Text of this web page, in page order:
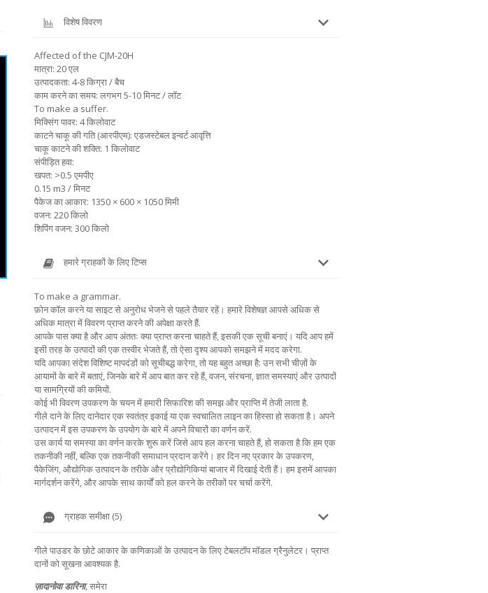
विशेष विवरण
Affected of the CJM-20H
मात्रा: 20 एल
उत्पादकता: 4-8 किग्रा / बैच
काम करने का समय: लगभग 5-10 मिनट / लॉट
To make a suffer.
मिक्सिंग पावर: 4 किलोवाट
काटने चाकू की गति (आरपीएम): एडजस्टेबल इन्वर्ट आवृत्ति
चाकू काटने की शक्ति: 1 किलोवाट
संपीड़ित हवा:
खपत: >0.5 एमपीए
0.15 m3 / मिनट
पैकेज का आकार: 1350 × 600 × 1050 मिमी
वजन: 220 किलो
शिपिंग वजन: 300 किलो
हमारे ग्राहकों के लिए टिप्स
To make a grammar.
फ़ोन कॉल करने या साइट से अनुरोध भेजने से पहले तैयार रहें। हमारे विशेषज्ञ आपसे अधिक से
अधिक मात्रा में विवरण प्राप्त करने की अपेक्षा करते हैं.
आपके पास क्या है और आप अंततः क्या प्राप्त करना चाहते हैं, इसकी एक सूची बनाएं। यदि आप हमें
इसी तरह के उत्पादों की एक तस्वीर भेजते हैं, तो ऐसा दृश्य आपको समझने में मदद करेगा.
यदि आपका संदेश विशिष्ट मापदंडों को सूचीबद्ध करेगा, तो यह बहुत अच्छा है: उन सभी चीज़ों के
आयामों के बारे में बताएं, जिनके बारे में आप बात कर रहे हैं, वजन, संरचना, ज्ञात समस्याएं और उत्पादों
या सामग्रियों की कमियों.
कोई भी विवरण उपकरण के चयन में हमारी सिफारिश की समझ और प्राप्ति में तेजी लाता है.
गीले दाने के लिए दानेदार एक स्वतंत्र इकाई या एक स्वचालित लाइन का हिस्सा हो सकता है। अपने
उत्पादन में इस उपकरण के उपयोग के बारे में अपने विचारों का वर्णन करें.
उस कार्य या समस्या का वर्णन करके शुरू करें जिसे आप हल करना चाहते हैं, हो सकता है कि हम एक
तकनीकी नहीं, बल्कि एक तकनीकी समाधान प्रदान करेंगे। हर दिन नए प्रकार के उपकरण,
पैकेजिंग, औद्योगिक उत्पादन के तरीके और प्रौद्योगिकियां बाजार में दिखाई देती हैं। हम इसमें आपका
मार्गदर्शन करेंगे, और आपके साथ कार्यों को हल करने के तरीकों पर चर्चा करेंगे.
ग्राहक समीक्षा (5)
गीले पाउडर के छोटे आकार के कणिकाओं के उत्पादन के लिए टेबलटॉप मॉडल ग्रैनुलेटर। प्राप्त
दानों को सूखना आवश्यक है.
ज़ादानोवा डारिना,समेरा